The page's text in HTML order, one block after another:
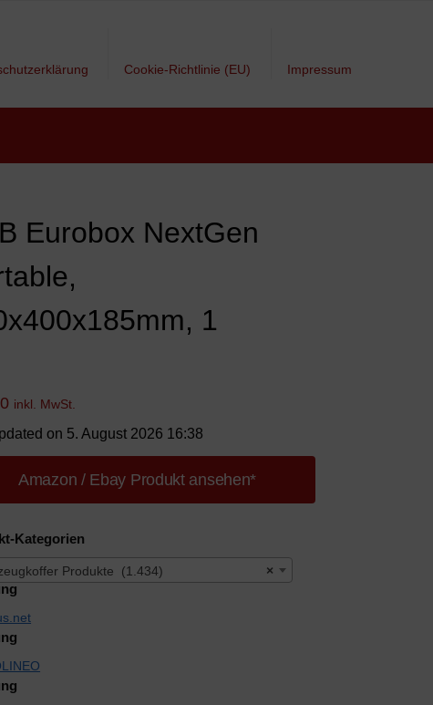
Cookie-Richtlinie (EU) Impressum
Eurobox NextGen
1
inkl. MwSt.
on 5. August 2026 16:38
Amazon / Ebay Produkt ansehen*
Kategorien
×
Produkte (1.434)